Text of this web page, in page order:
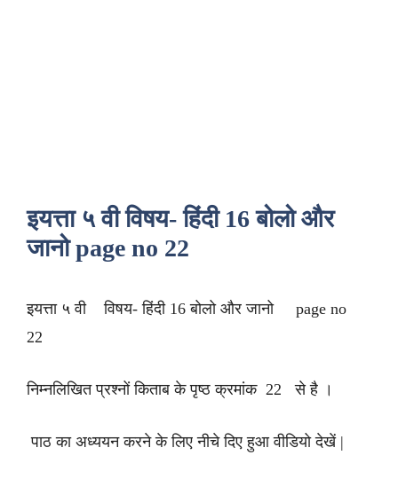
इयत्ता ५ वी विषय- हिंदी 16 बोलो और
जानो page no 22
इयत्ता ५ वी विषय- हिंदी 16 बोलो और जानो page no
22
निम्नलिखित प्रश्नों किताब के पृष्ठ क्रमांक 22 से है ।
पाठ का अध्ययन करने के लिए नीचे दिए हुआ वीडियो देखें |